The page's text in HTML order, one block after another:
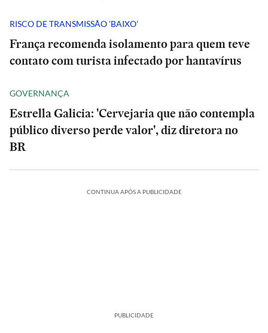
RISCO DE TRANSMISSÃO 'BAIXO'
França recomenda isolamento para quem teve
contato com turista infectado por hantavírus
GOVERNANÇA
Estrella Galicia: 'Cervejaria que não contempla
público diverso perde valor', diz diretora no
BR
CONTINUA APÓS A PUBLICIDADE
PUBLICIDADE